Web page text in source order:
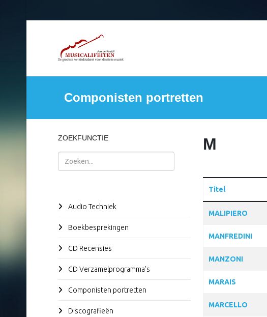
Componisten portretten
ZOEKFUNCTIE
Zoeken
Audio Techniek
Boekbesprekingen
CD Recensies
CD Verzamelprogramma's
Componisten portretten
Discografieën
M
Titel
MALIPIERO
MANFREDINI
MANZONI
MARAIS
MARCELLO